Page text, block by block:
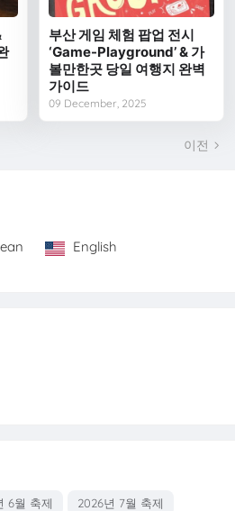
부산 게임 체험 팝업 전시
‘Game-Playground’ & 가
볼만한곳 당일 여행지 완벽
가이드
09 December, 2025
이전
English
6월 축제 2026년 7월 축제